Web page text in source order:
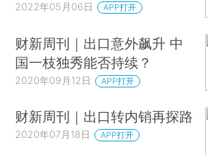
2022年05月06日 APP打开
财新周刊｜出口意外飙升 中
国一枝独秀能否持续？
2020年09月12日 APP打开
财新周刊｜出口转内销再探路
2020年07月18日 APP打开